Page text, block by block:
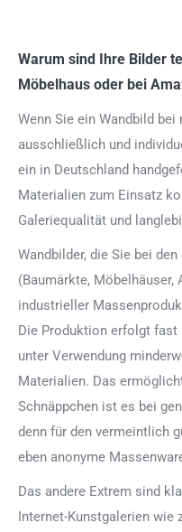
Warum sind Ihre Bilder
Möbelhaus oder bei
Wenn Sie ein Wandbild
ausschließlich und
ein in Deutschland
Materialien zum Einsatz
Galeriequalität und
Wandbilder, die Sie bei
(Baumärkte, Möbelhäuser,
industrieller
Die Produktion erfolgt
unter Verwendung
Materialien. Das
Schnäppchen ist es bei
denn für den vermeintlich
eben anonyme
Das andere Extrem sind
Internet-Kunstgalerien wie